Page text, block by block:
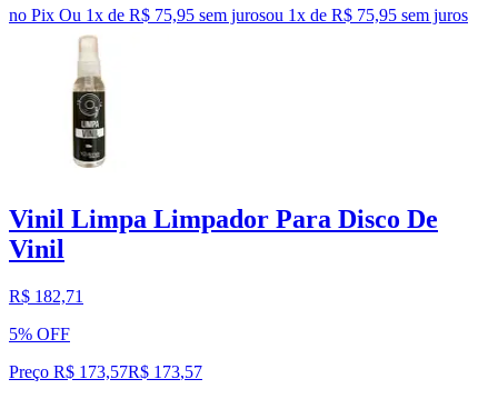
no Pix Ou 1x de R$ 75,95 sem jurosou 1x de R$ 75,95 sem juros
Vinil Limpa Limpador Para Disco De
Vinil
R$ 182,71
5% OFF
Preço R$ 173,57R$ 173,57